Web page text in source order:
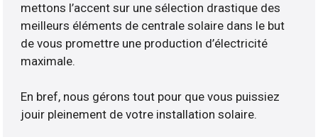
mettons l’accent sur une sélection drastique des
meilleurs éléments de centrale solaire dans le but
de vous promettre une production d’électricité
maximale.
En bref, nous gérons tout pour que vous puissiez
jouir pleinement de votre installation solaire.